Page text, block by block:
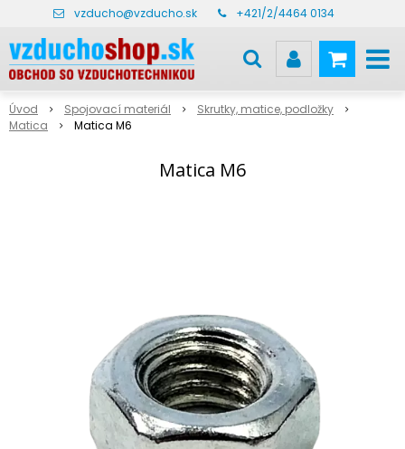
vzducho@vzducho.sk +421/2/4464 0134
Úvod Spojovací materiál
Skrutky, matice, podložky
Matica
Matica M6
Matica M6